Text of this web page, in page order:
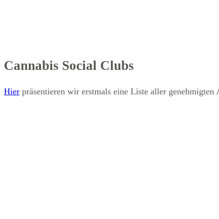
Cannabis Social Clubs
Hier präsentieren wir erstmals eine Liste aller genehmigten